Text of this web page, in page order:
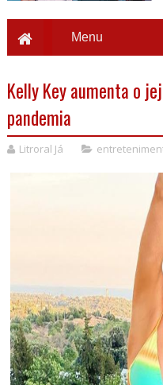
Kelly Key aumenta o
pandemia
Litroral Já